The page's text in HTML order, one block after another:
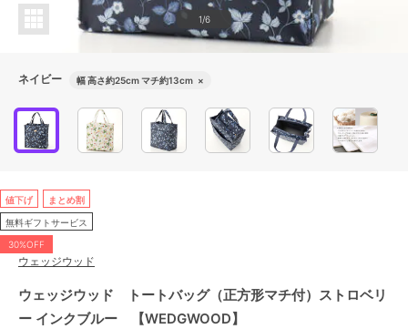
1/6
ネイビー 幅 高さ約25cm マチ約13cm ×
値下げ まとめ割
無料ギフトサービス
30%OFF
ウェッジウッド
ウェッジウッド トートバッグ（正方形マチ付）ストロベリ
ー インクブルー 【WEDGWOOD】